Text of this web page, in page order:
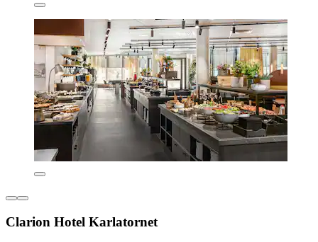
Clarion Hotel Karlatornet